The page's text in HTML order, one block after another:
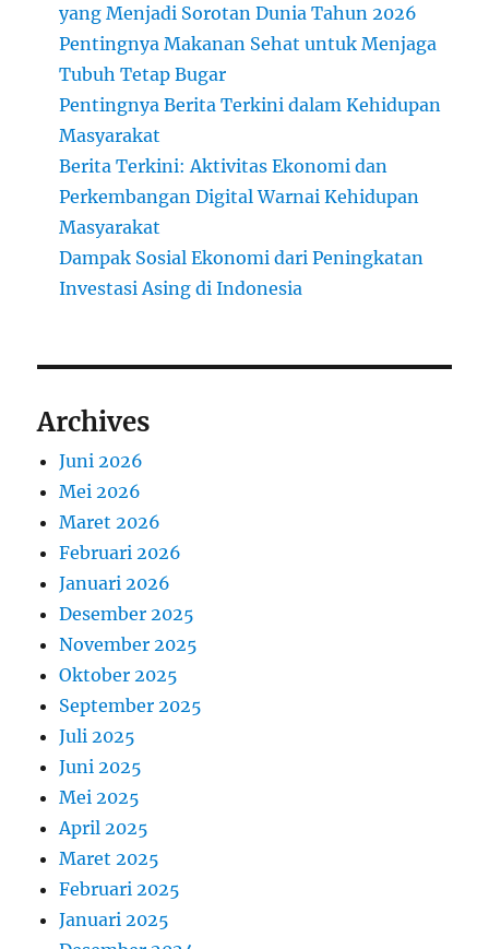
yang Menjadi Sorotan Dunia Tahun 2026
Pentingnya Makanan Sehat untuk Menjaga
Tubuh Tetap Bugar
Pentingnya Berita Terkini dalam Kehidupan
Masyarakat
Berita Terkini: Aktivitas Ekonomi dan
Perkembangan Digital Warnai Kehidupan
Masyarakat
Dampak Sosial Ekonomi dari Peningkatan
Investasi Asing di Indonesia
Archives
Juni 2026
Mei 2026
Maret 2026
Februari 2026
Januari 2026
Desember 2025
November 2025
Oktober 2025
September 2025
Juli 2025
Juni 2025
Mei 2025
April 2025
Maret 2025
Februari 2025
Januari 2025